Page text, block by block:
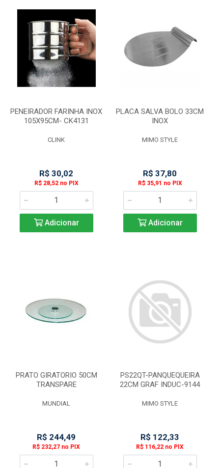
PENEIRADOR FARINHA INOX
105X95CM- CK4131
CLINK
R$ 30,02
R$ 28,52 no PIX
Adicionar
PLACA SALVA BOLO 33CM
INOX
MIMO STYLE
R$ 37,80
R$ 35,91 no PIX
Adicionar
PRATO GIRATORIO 50CM
TRANSPARE
MUNDIAL
R$ 244,49
R$ 232,27 no PIX
PS22QT-PANQUEQUEIRA
22CM GRAF INDUC-9144
MIMO STYLE
R$ 122,33
R$ 116,22 no PIX